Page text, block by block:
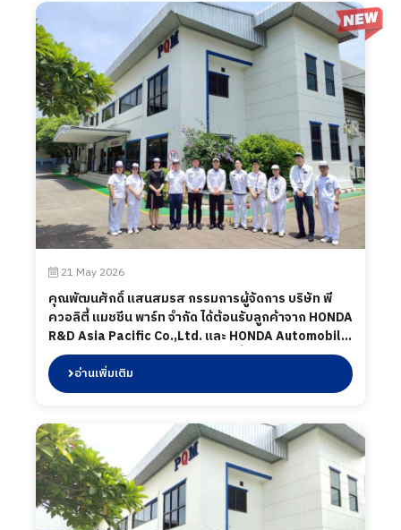
21 May 2026
คุณพัฒนศักดิ์ แสนสมรส กรรมการผู้จัดการ บริษัท พี
ควอลิตี้ แมชชีน พาร์ท จำกัด ได้ต้อนรับลูกค้าจาก HONDA
R&D Asia Pacific Co.,Ltd. และ HONDA Automobile
(Thailand) โดยทางบริษัท พี ควอลิตี้ แมชชีน พาร์ท จำกัด
ได้นำเสนอผลิตภัณฑ์ต่าง ๆ รวมถึงการเข้าเยี่ยมชม
กระบวนการผลิตในส่วนของโรงงาน และห้องปฏิบัติการ
อ่านเพิ่มเติม